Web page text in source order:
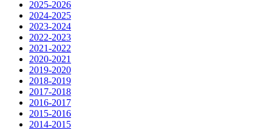
2025-2026
2024-2025
2023-2024
2022-2023
2021-2022
2020-2021
2019-2020
2018-2019
2017-2018
2016-2017
2015-2016
2014-2015